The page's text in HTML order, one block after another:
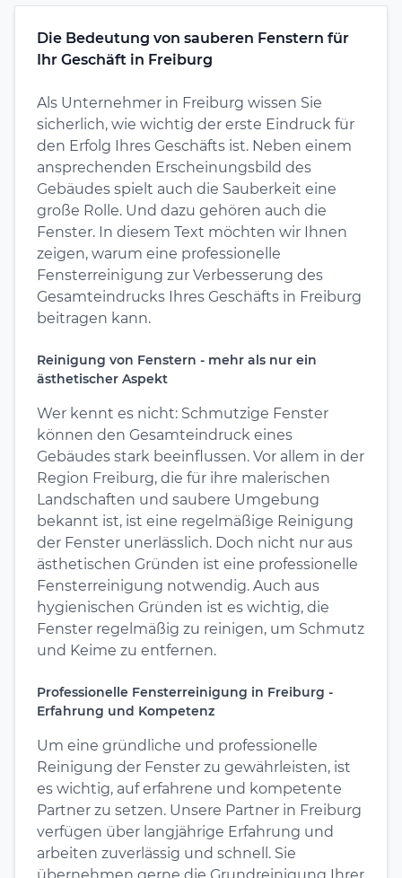
Die Bedeutung von sauberen Fenstern für
Ihr Geschäft in Freiburg
Als Unternehmer in Freiburg wissen Sie
sicherlich, wie wichtig der erste Eindruck für
den Erfolg Ihres Geschäfts ist. Neben einem
ansprechenden Erscheinungsbild des
Gebäudes spielt auch die Sauberkeit eine
große Rolle. Und dazu gehören auch die
Fenster. In diesem Text möchten wir Ihnen
zeigen, warum eine professionelle
Fensterreinigung zur Verbesserung des
Gesamteindrucks Ihres Geschäfts in Freiburg
beitragen kann.
Reinigung von Fenstern - mehr als nur ein
ästhetischer Aspekt
Wer kennt es nicht: Schmutzige Fenster
können den Gesamteindruck eines
Gebäudes stark beeinflussen. Vor allem in der
Region Freiburg, die für ihre malerischen
Landschaften und saubere Umgebung
bekannt ist, ist eine regelmäßige Reinigung
der Fenster unerlässlich. Doch nicht nur aus
ästhetischen Gründen ist eine professionelle
Fensterreinigung notwendig. Auch aus
hygienischen Gründen ist es wichtig, die
Fenster regelmäßig zu reinigen, um Schmutz
und Keime zu entfernen.
Professionelle Fensterreinigung in Freiburg -
Erfahrung und Kompetenz
Um eine gründliche und professionelle
Reinigung der Fenster zu gewährleisten, ist
es wichtig, auf erfahrene und kompetente
Partner zu setzen. Unsere Partner in Freiburg
verfügen über langjährige Erfahrung und
arbeiten zuverlässig und schnell. Sie
übernehmen gerne die Grundreinigung Ihrer